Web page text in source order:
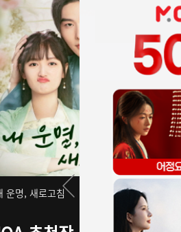
운명, 새로고침